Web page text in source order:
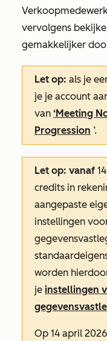
vervolgens
gemakkelijker
Let op: als je
je je account
van ‘Meeting
Progression ’.
Let op: vanaf
credits in
aangepaste
instellingen
worden
je instellingen
Op 14 april